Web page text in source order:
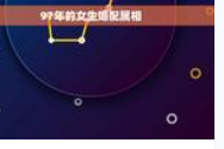
初往往会因为跟不上属
要彼此了解彼此熟悉之
趣。
个动，他们互补的同时